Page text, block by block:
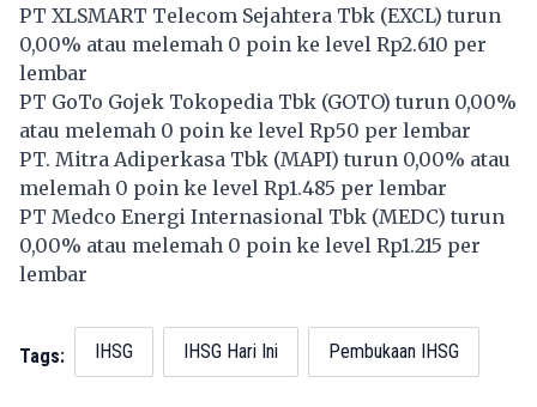
PT XLSMART Telecom Sejahtera Tbk (EXCL) turun
0,00% atau melemah 0 poin ke level Rp2.610 per
lembar
PT GoTo Gojek Tokopedia Tbk (GOTO) turun 0,00%
atau melemah 0 poin ke level Rp50 per lembar
PT. Mitra Adiperkasa Tbk (MAPI) turun 0,00% atau
melemah 0 poin ke level Rp1.485 per lembar
PT Medco Energi Internasional Tbk (MEDC) turun
0,00% atau melemah 0 poin ke level Rp1.215 per
lembar
Tags: IHSG IHSG Hari Ini Pembukaan IHSG